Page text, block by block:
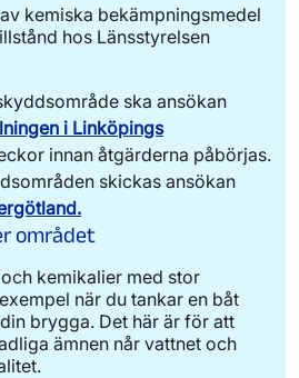
kemiska bekämpningsmedel
hos Länsstyrelsen
ska ansökan
i Linköpings
innan åtgärderna påbörjas.
skickas ansökan
området
kemikalier med stor
när du tankar en båt
brygga. Det här är för att
ämnen når vattnet och